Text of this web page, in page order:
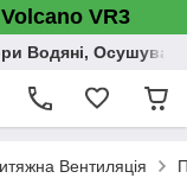
VR3
Водяні, Осушувач
Вентиляція